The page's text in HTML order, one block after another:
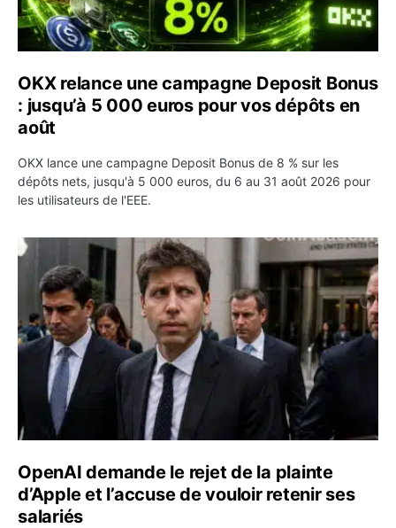
OKX relance une campagne Deposit Bonus
: jusqu’à 5 000 euros pour vos dépôts en
août
OKX lance une campagne Deposit Bonus de 8 % sur les
dépôts nets, jusqu'à 5 000 euros, du 6 au 31 août 2026 pour
les utilisateurs de l'EEE.
OpenAI demande le rejet de la plainte d’Apple et
OpenAI demande le rejet de la plainte
d’Apple et l’accuse de vouloir retenir ses
salariés